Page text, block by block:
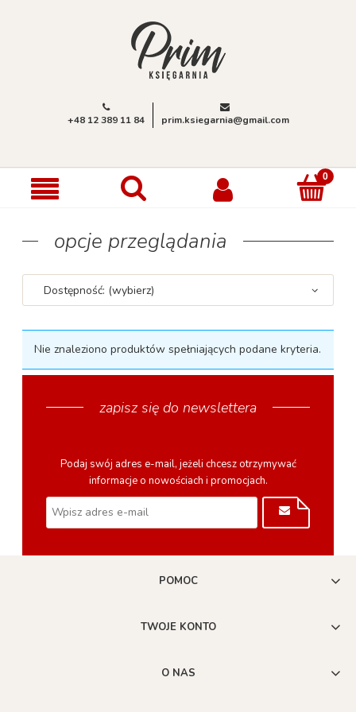
+48 12 389 11 84 prim.ksiegarnia@gmail.com
opcje przeglądania
Dostępność: (wybierz)
Nie znaleziono produktów spełniających podane kryteria.
zapisz się do newslettera
Podaj swój adres e-mail, jeżeli chcesz otrzymywać
informacje o nowościach i promocjach.
POMOC
TWOJE KONTO
O NAS